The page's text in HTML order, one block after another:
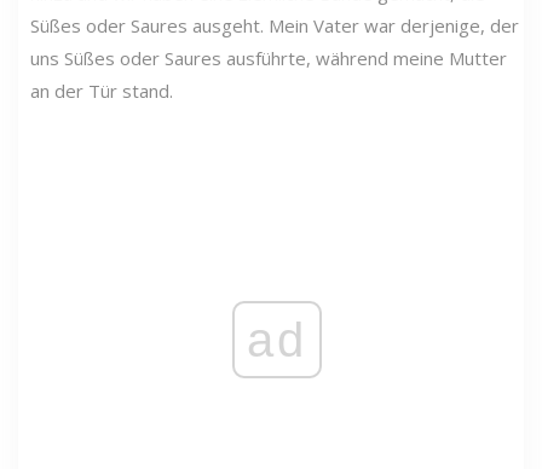
Süßes oder Saures ausgeht. Mein Vater war derjenige, der
uns Süßes oder Saures ausführte, während meine Mutter
an der Tür stand.
ad